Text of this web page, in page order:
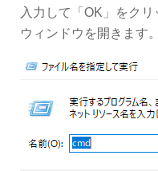
入力して「OK」をク
ウィンドウを開きます。